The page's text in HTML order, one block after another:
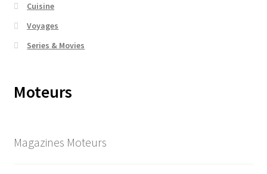
Cuisine
Voyages
Series & Movies
Moteurs
Magazines Moteurs